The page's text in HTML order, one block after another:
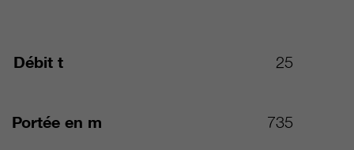
Débit t 25
Portée en m 735